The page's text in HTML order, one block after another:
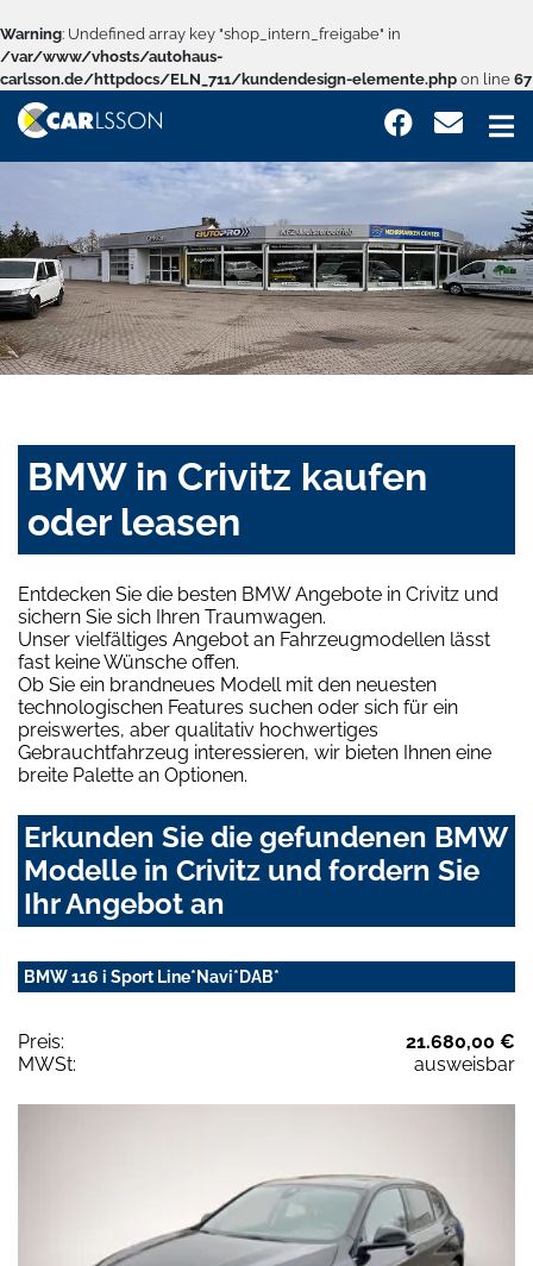
Warning: Undefined array key "shop_intern_freigabe" in
/var/www/vhosts/autohaus-
carlsson.de/httpdocs/ELN_711/kundendesign-elemente.php on line 67
BMW in Crivitz kaufen
oder leasen
Entdecken Sie die besten BMW Angebote in Crivitz und
sichern Sie sich Ihren Traumwagen.
Unser vielfältiges Angebot an Fahrzeugmodellen lässt
fast keine Wünsche offen.
Ob Sie ein brandneues Modell mit den neuesten
technologischen Features suchen oder sich für ein
preiswertes, aber qualitativ hochwertiges
Gebrauchtfahrzeug interessieren, wir bieten Ihnen eine
breite Palette an Optionen.
Erkunden Sie die gefundenen BMW
Modelle in Crivitz und fordern Sie
Ihr Angebot an
BMW 116 i Sport Line*Navi*DAB*
Preis:
21.680,00 €
MWSt:
ausweisbar